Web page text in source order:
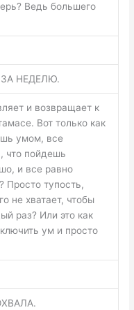
Ведь большего
НЕДЕЛЮ.
и возвращает к
Вот только как
умом, все
что пойдешь
и все равно
Просто тупость,
не хватает, чтобы
раз? Или это как
ум и просто